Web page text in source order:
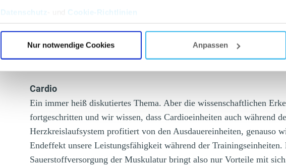
Datenschutz Cookie-Richtlinien
Nur notwendige Cookies Anpassen
Über Zeit die Anzahl der Sätze, der Wiederholungen und/oder
menschliche Körper hat seine Grenzen, jedoch kann man diese
Cardio
Ein immer heiß diskutiertes Thema. Aber die wissenschaftlichen
fortgeschritten und wir wissen, dass Cardioeinheiten auch während
Herzkreislaufsystem profitiert von den Ausdauereinheiten, genauso
Endeffekt unsere Leistungsfähigkeit während der Trainingseinheiten.
Sauerstoffversorgung der Muskulatur bringt also nur Vorteile mit